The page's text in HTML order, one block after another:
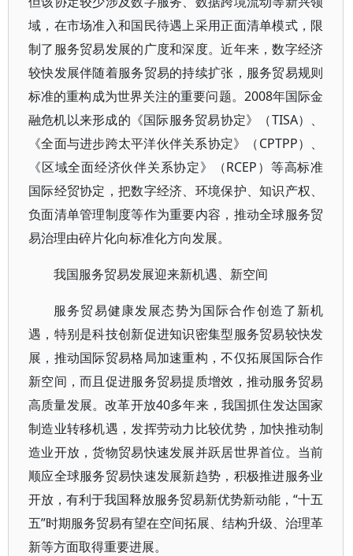
域，在市场准入和国民待遇上采用正面清单模式，限
制了服务贸易发展的广度和深度。近年来，数字经济
较快发展伴随着服务贸易的持续扩张，服务贸易规则
标准的重构成为世界关注的重要问题。2008年国际金
融危机以来形成的《国际服务贸易协定》（TISA）、
《全面与进步跨太平洋伙伴关系协定》（CPTPP）、
《区域全面经济伙伴关系协定》（RCEP）等高标准
国际经贸协定，把数字经济、环境保护、知识产权、
负面清单管理制度等作为重要内容，推动全球服务贸
易治理由碎片化向标准化方向发展。
我国服务贸易发展迎来新机遇、新空间
服务贸易健康发展态势为国际合作创造了新机
遇，特别是科技创新促进知识密集型服务贸易较快发
展，推动国际贸易格局加速重构，不仅拓展国际合作
新空间，而且促进服务贸易提质增效，推动服务贸易
高质量发展。改革开放40多年来，我国抓住发达国家
制造业转移机遇，发挥劳动力比较优势，加快推动制
造业开放，货物贸易快速发展并跃居世界首位。当前
顺应全球服务贸易快速发展新趋势，积极推进服务业
开放，有利于我国释放服务贸易新优势新动能，“十五
五”时期服务贸易有望在空间拓展、结构升级、治理革
新等方面取得重要进展。